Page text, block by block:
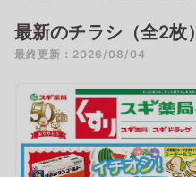
最新のチラシ（全2枚）
最終更新：2026/08/04